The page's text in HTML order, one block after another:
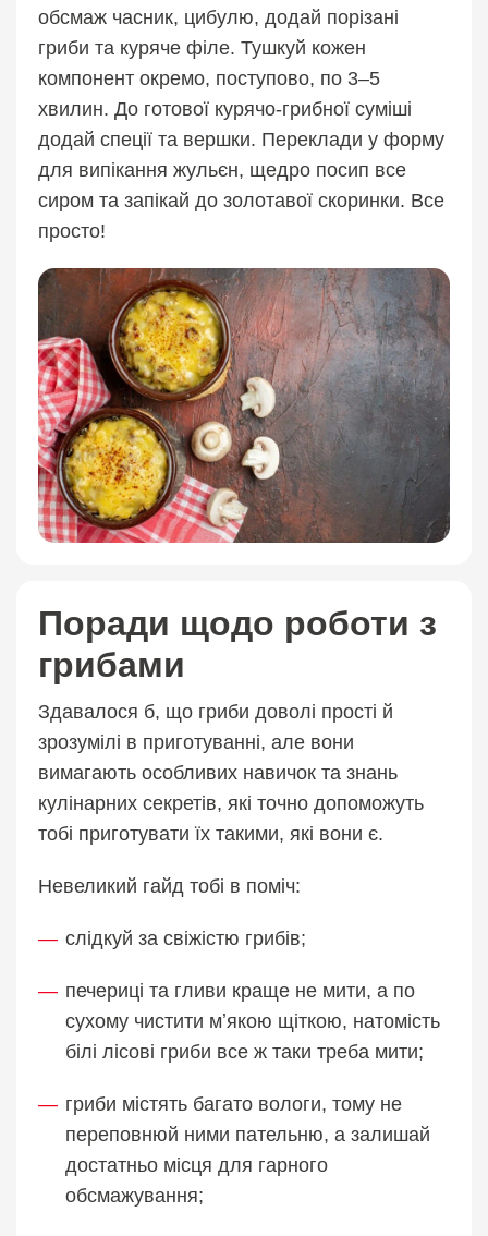
обсмаж часник, цибулю, додай порізані
гриби та куряче філе. Тушкуй кожен
компонент окремо, поступово, по 3–5
хвилин. До готової курячо-грибної суміші
додай спеції та вершки. Переклади у форму
для випікання жульєн, щедро посип все
сиром та запікай до золотавої скоринки. Все
просто!
Поради щодо роботи з
грибами
Здавалося б, що гриби доволі прості й
зрозумілі в приготуванні, але вони
вимагають особливих навичок та знань
кулінарних секретів, які точно допоможуть
тобі приготувати їх такими, які вони є.
Невеликий гайд тобі в поміч:
слідкуй за свіжістю грибів;
печериці та гливи краще не мити, а по
сухому чистити мʼякою щіткою, натомість
білі лісові гриби все ж таки треба мити;
гриби містять багато вологи, тому не
переповнюй ними пательню, а залишай
достатньо місця для гарного
обсмажування;